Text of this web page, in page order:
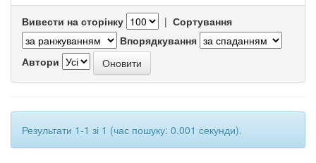
Вивести на сторінку | Сортування
Впорядкування
Автори
Результати 1-1 зі 1 (час пошуку: 0.001 секунди).